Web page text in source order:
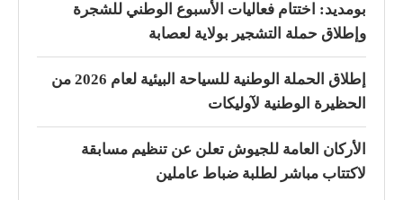
بومديد: اختتام فعاليات الأسبوع الوطني للشجرة
وإطلاق حملة التشجير بولاية لعصابة
إطلاق الحملة الوطنية للسياحة البيئية لعام 2026 من
الحظيرة الوطنية لآوليكات
الأركان العامة للجيوش تعلن عن تنظيم مسابقة
لاكتتاب مباشر لطلبة ضباط عاملين